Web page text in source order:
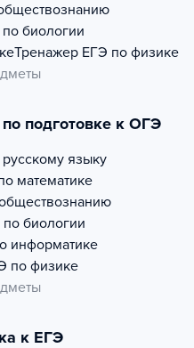
биологии
Тренажер ЕГЭ по физике
подготовке к ОГЭ
языку
математике
биологии
информатике
по физике
к ЕГЭ